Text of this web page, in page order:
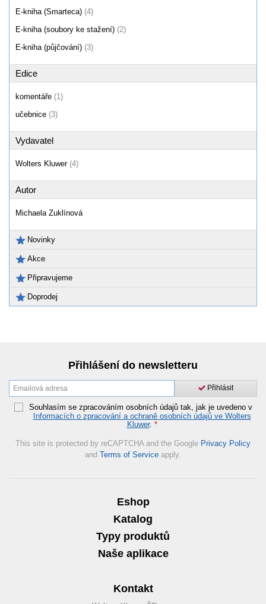
E-kniha (Smarteca) (4)
E-kniha (soubory ke stažení) (2)
E-kniha (půjčování) (3)
Edice
komentáře (1)
učebnice (3)
Vydavatel
Wolters Kluwer (4)
Autor
Michaela Zuklínová
Novinky
Akce
Připravujeme
Doprodej
Přihlášení do newsletteru
Přihlásit
Souhlasím se zpracováním osobních údajů tak, jak je uvedeno v
Informacích o zpracování a ochraně osobních údajů ve Wolters
Kluwer. *
This site is protected by reCAPTCHA and the Google Privacy Policy
and Terms of Service apply.
Eshop
Katalog
Typy produktů
Naše aplikace
Kontakt